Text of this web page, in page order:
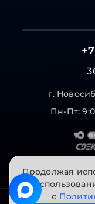
г.
Пн-Пт:
Продолжая
на
с